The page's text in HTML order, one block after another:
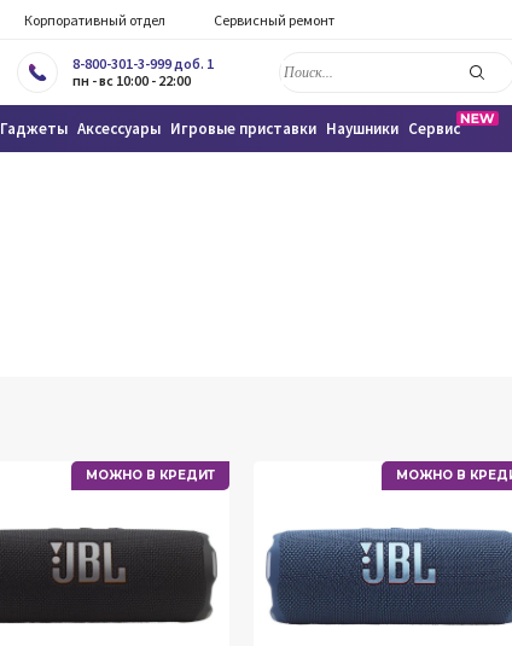
Корпоративный отдел Сервисный ремонт
8-800-301-3-999 доб. 1
пн - вс 10:00 - 22:00
Гаджеты Аксессуары Игровые приставки Наушники Сервис
МОЖНО В КРЕДИТ МОЖНО В